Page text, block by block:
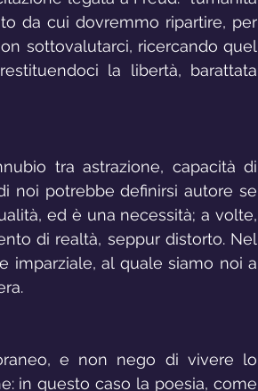
da cui dovremmo ripartire, per
sottovalutarci, ricercando quel
la libertà, barattata
tra astrazione, capacità di
noi potrebbe definirsi autore se
ed è una necessità; a volte,
di realtà, seppur distorto. Nel
imparziale, al quale siamo noi a
e non nego di vivere lo
in questo caso la poesia, come